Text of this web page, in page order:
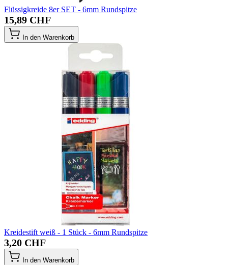
Flüssigkreide 8er SET - 6mm Rundspitze
15,89 CHF
In den Warenkorb
Kreidestift weiß - 1 Stück - 6mm Rundspitze
3,20 CHF
In den Warenkorb